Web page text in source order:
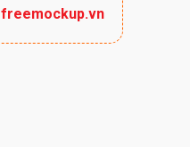
freemockup.vn